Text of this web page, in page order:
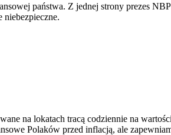
państwa. Z jednej strony prezes
na lokatach tracą codziennie na
Polaków przed inflacją, ale